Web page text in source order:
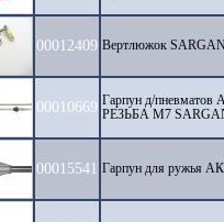
00012409 Вертлюжок
00010669 Гарпун д/пневматов
РЕЗЬБА М7
00015541 Гарпун для ружья